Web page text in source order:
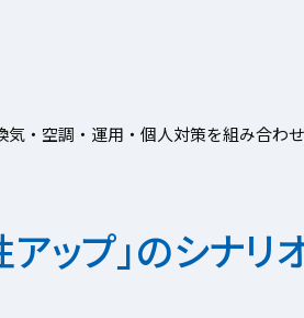
・空調・運用・個人対策を組み合わ
ップ」のシナリ